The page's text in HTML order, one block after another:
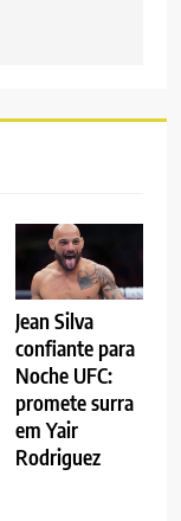
Jean Silva
confiante para
Noche UFC:
promete surra
em Yair
Rodriguez